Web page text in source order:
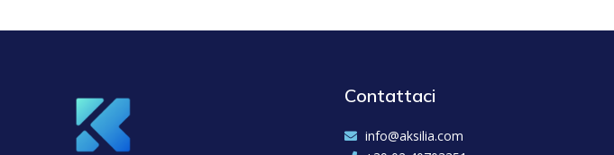
Contattaci
info@aksilia.com